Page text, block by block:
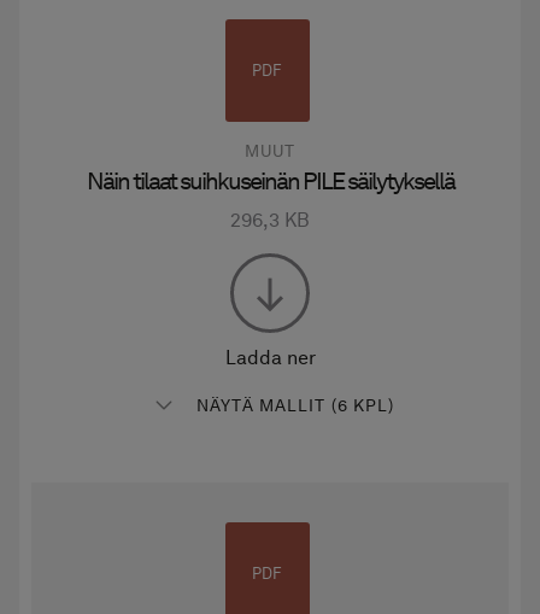
PDF
MUUT
Näin tilaat suihkuseinän PILE säilytyksellä
296,3 KB
Ladda ner
NÄYTÄ MALLIT (6 KPL)
PDF